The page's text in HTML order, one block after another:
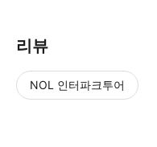
리뷰
NOL 인터파크투어